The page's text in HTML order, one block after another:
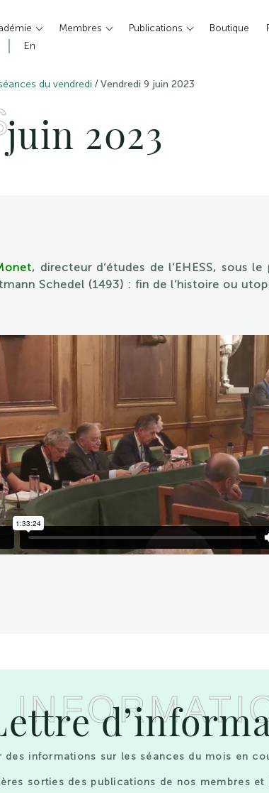
Membres Publications Boutique
En
du vendredi /Vendredi 9 juin 2023
2023
, directeur d’études de l’EHESS, sous
Schedel (1493) : fin de l’histoire ou
informations sur les séances du mois en
sorties des publications de nos membres